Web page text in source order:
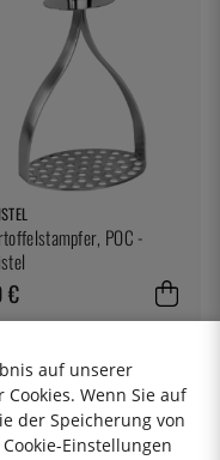
POC -
€
»
auf unserer
Wenn Sie auf
der Speicherung von
Einstellungen